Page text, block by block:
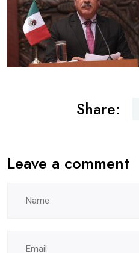
Share:
Leave a comment